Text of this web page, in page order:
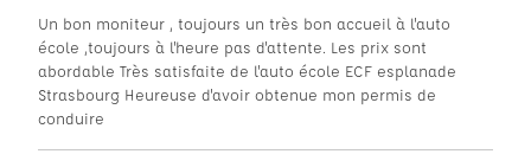
Un bon moniteur , toujours un très bon accueil à l'auto
école ,toujours à l'heure pas d'attente. Les prix sont
abordable Très satisfaite de l'auto école ECF esplanade
Strasbourg Heureuse d'avoir obtenue mon permis de
conduire